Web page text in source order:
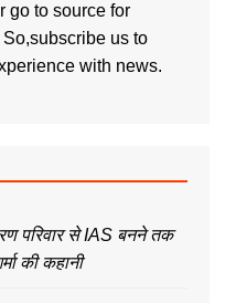
go to source for
us to
with news.
परिवार से IAS बनने तक
की कहानी